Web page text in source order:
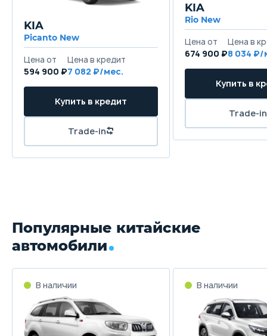
KIA
Picanto New
594 900 ₽7 082
KIA
Rio New
674 900 ₽8 034
Популярные китайские
автомобили